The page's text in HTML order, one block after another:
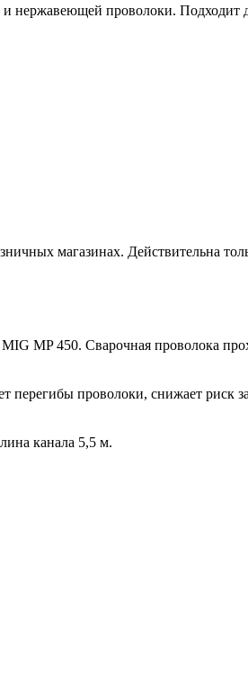
и нержавеющей проволоки.
магазинах. Действительна
MP 450. Сварочная проволока
перегибы проволоки, снижает
канала 5,5 м.